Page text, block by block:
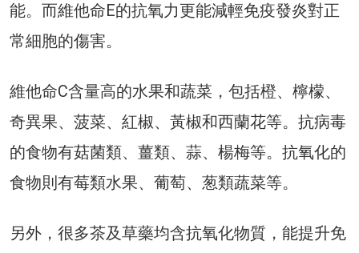
能。而維他命E的抗氧力更能減輕免疫發炎對正
常細胞的傷害。
維他命C含量高的水果和蔬菜，包括橙、檸檬、
奇異果、菠菜、紅椒、黃椒和西蘭花等。抗病毒
的食物有菇菌類、薑類、蒜、楊梅等。抗氧化的
食物則有莓類水果、葡萄、葱類蔬菜等。
另外，很多茶及草藥均含抗氧化物質，能提升免